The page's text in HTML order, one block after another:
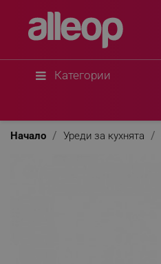
Категории
Начало Уреди за кухнята